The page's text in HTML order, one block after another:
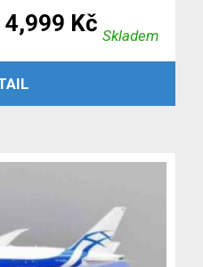
Původní
cena
byla:
4,999 Kč
cena
Skladem
KOŠÍKU